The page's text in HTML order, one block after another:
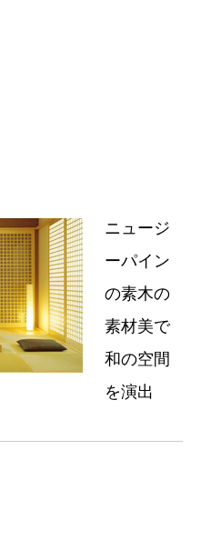
ニュージ
ーパイン
の素木の
素材美で
和の空間
を演出